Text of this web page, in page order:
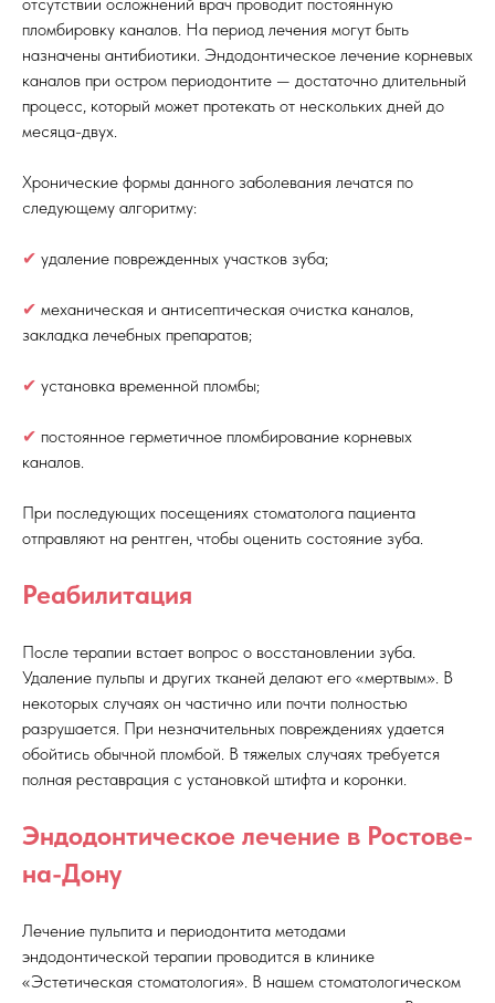
отсутствии осложнений врач проводит постоянную
пломбировку каналов. На период лечения могут быть
назначены антибиотики. Эндодонтическое лечение корневых
каналов при остром периодонтите — достаточно длительный
процесс, который может протекать от нескольких дней до
месяца-двух.
Хронические формы данного заболевания лечатся по
следующему алгоритму:
✔ удаление поврежденных участков зуба;
✔ механическая и антисептическая очистка каналов,
закладка лечебных препаратов;
✔ установка временной пломбы;
✔ постоянное герметичное пломбирование корневых
каналов.
При последующих посещениях стоматолога пациента
отправляют на рентген, чтобы оценить состояние зуба.
Реабилитация
После терапии встает вопрос о восстановлении зуба.
Удаление пульпы и других тканей делают его «мертвым». В
некоторых случаях он частично или почти полностью
разрушается. При незначительных повреждениях удается
обойтись обычной пломбой. В тяжелых случаях требуется
полная реставрация с установкой штифта и коронки.
Эндодонтическое лечение в Ростове-
на-Дону
Лечение пульпита и периодонтита методами
эндодонтической терапии проводится в клинике
«Эстетическая стоматология». В нашем стоматологическом